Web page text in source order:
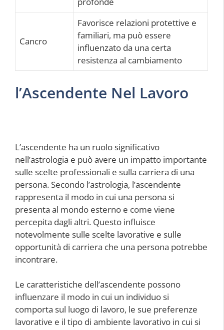
Cancro
Favorisce relazioni protettive e
familiari, ma può essere
influenzato da una certa
resistenza al cambiamento
l’Ascendente Nel Lavoro
L’ascendente ha un ruolo significativo
nell’astrologia e può avere un impatto importante
sulle scelte professionali e sulla carriera di una
persona. Secondo l’astrologia, l’ascendente
rappresenta il modo in cui una persona si
presenta al mondo esterno e come viene
percepita dagli altri. Questo influisce
notevolmente sulle scelte lavorative e sulle
opportunità di carriera che una persona potrebbe
incontrare.
Le caratteristiche dell’ascendente possono
influenzare il modo in cui un individuo si
comporta sul luogo di lavoro, le sue preferenze
lavorative e il tipo di ambiente lavorativo in cui si